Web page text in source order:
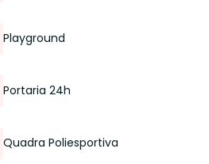
Playground
Portaria 24h
Quadra Poliesportiva